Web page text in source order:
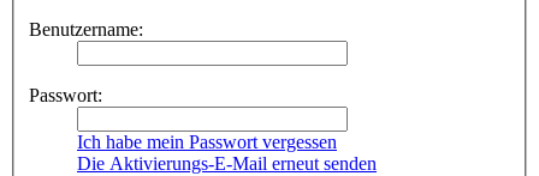
Benutzername:
Passwort:
Ich habe mein Passwort vergessen
Die Aktivierungs-E-Mail erneut senden